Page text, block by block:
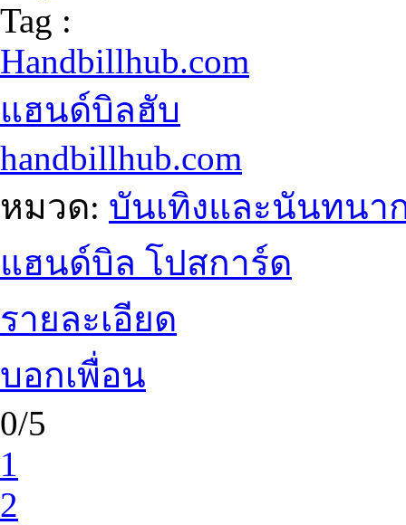
Tag :
Handbillhub.com
แฮนด์บิลฮับ
handbillhub.com
หมวด: บันเทิงและนันทนา
แฮนด์บิล โปสการ์ด
รายละเอียด
บอกเพื่อน
0/5
1
2